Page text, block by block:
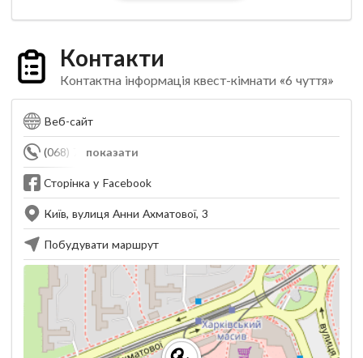
Контакти
Контактна інформація квест-кімнати «6 чуття»
Веб-сайт
показати
(068) 720-82-92
Сторінка у Facebook
Київ, вулиця Анни Ахматової, 3
Побудувати маршрут